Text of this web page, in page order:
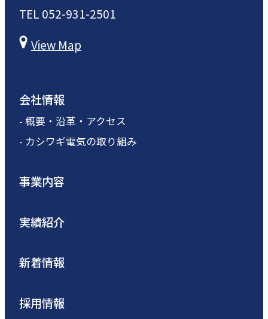
TEL 052-931-2501
View Map
会社情報
- 概要・沿革・アクセス
- カシワギ電気の取り組み
事業内容
実績紹介
新着情報
採用情報